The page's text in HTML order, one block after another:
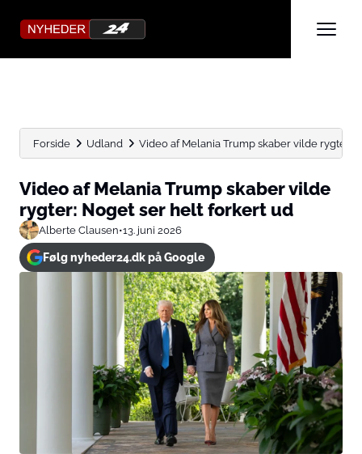
Forside Udland Video af Melania Trump skaber vilde rygter:
Video af Melania Trump skaber vilde
rygter: Noget ser helt forkert ud
Alberte Clausen•13. juni 2026
Følg nyheder24.dk på Google